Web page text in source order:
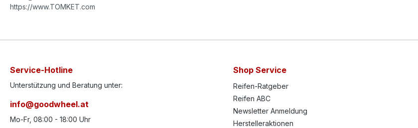
https://www.TOMKET.com
Service-Hotline
Unterstützung und Beratung unter:
info@goodwheel.at
Mo-Fr, 08:00 - 18:00 Uhr
Shop Service
Reifen-Ratgeber
Reifen ABC
Newsletter Anmeldung
Herstelleraktionen